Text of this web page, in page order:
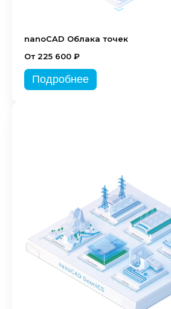
nanoCAD Облака точек
От 225 600 ₽
Подробнее